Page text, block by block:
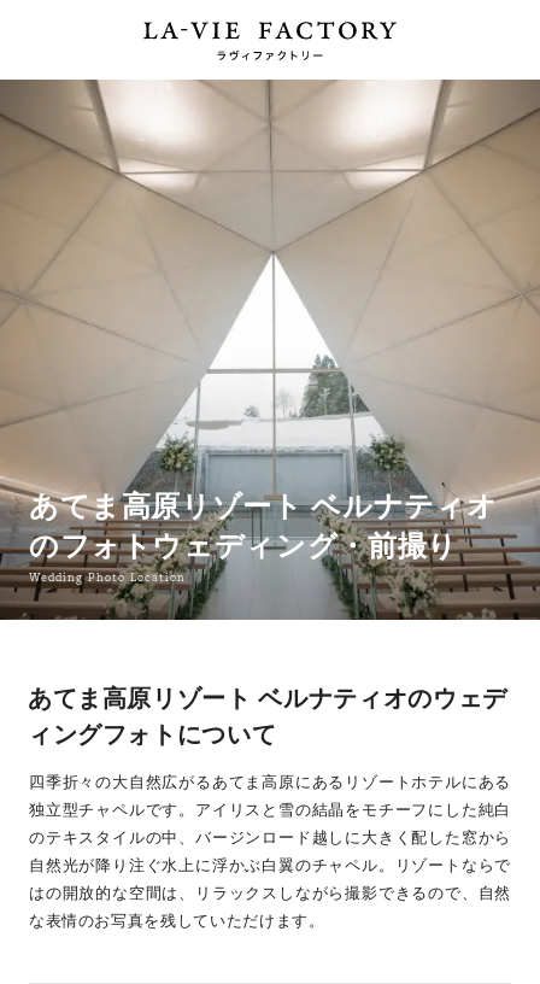
あてま高原リゾート ベルナティオ
のフォトウェディング・前撮り
Wedding Photo Location
あてま高原リゾート ベルナティオのウェデ
ィングフォトについて
四季折々の大自然広がるあてま高原にあるリゾートホテルにある
独立型チャペルです。アイリスと雪の結晶をモチーフにした純白
のテキスタイルの中、バージンロード越しに大きく配した窓から
自然光が降り注ぐ水上に浮かぶ白翼のチャペル。リゾートならで
はの開放的な空間は、リラックスしながら撮影できるので、自然
な表情のお写真を残していただけます。